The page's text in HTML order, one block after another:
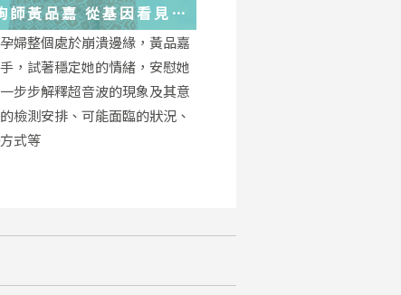
師黃品嘉 從基因看見
婦整個處於崩潰邊緣，黃品嘉
，試著穩定她的情緒，安慰她
步步解釋超音波的現象及其意
檢測安排、可能面臨的狀況、
式等